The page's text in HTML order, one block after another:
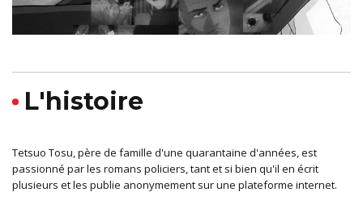
L'histoire
Tetsuo Tosu, père de famille d'une quarantaine d'années, est
passionné par les romans policiers, tant et si bien qu'il en écrit
plusieurs et les publie anonymement sur une plateforme internet.